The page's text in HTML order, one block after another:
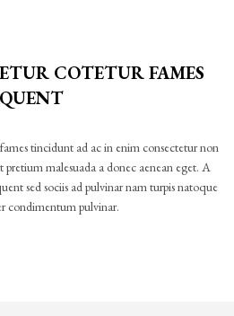
COTETUR FAMES
tincidunt ad ac in enim consectetur non
pretium malesuada a donec aenean eget. A
sed sociis ad pulvinar nam turpis natoque
condimentum pulvinar.